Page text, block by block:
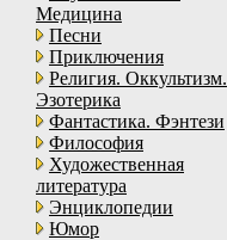
Медицина
Песни
Приключения
Религия. Оккультизм.
Эзотерика
Фантастика. Фэнтези
Философия
Художественная
литература
Энциклопедии
Юмор